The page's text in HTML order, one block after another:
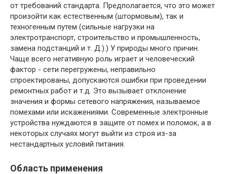
от требований стандарта. Предполагается, что это может
произойти как естественным (штормовым), так и
техногенным путем (сильные нагрузки на
электротранспорт, строительство и промышленность,
замена подстанций и т. Д.).) У природы много причин.
Чаще всего негативную роль играет и человеческий
фактор - сети перегружены, неправильно
спроектированы, допускаются ошибки при проведении
ремонтных работ и т.д. Это вызывает отклонение
значения и формы сетевого напряжения, называемое
помехами или искажениями. Современные электронные
устройства нуждаются в защите от помех и поломок, а в
некоторых случаях могут выйти из строя из-за
нестандартных условий питания.
Область применения